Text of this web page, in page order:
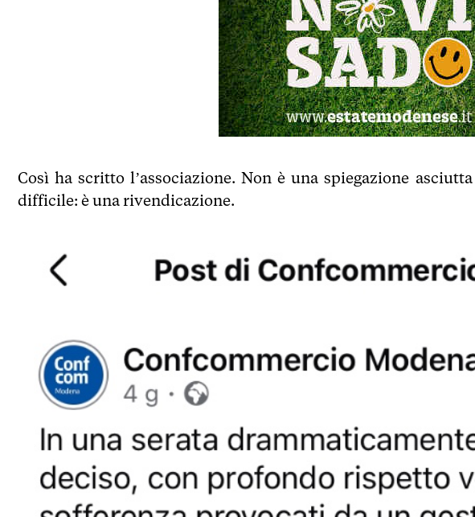
Così ha scritto l’associazione. Non è una spiegazione
difficile: è una rivendicazione.